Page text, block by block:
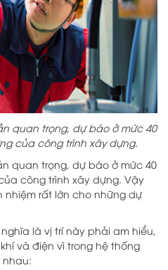
quan trọng, dự báo ở mức 40
của công trình xây dựng.
quan trọng, dự báo ở mức 40
công trình xây dựng. Vậy
nhiệm rất lớn cho những dự
nghĩa là vị trí này phải am hiểu,
và điện vì trong hệ thống
nhau: